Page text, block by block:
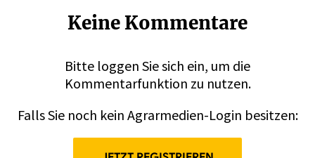
Keine Kommentare
Bitte loggen Sie sich ein, um die
Kommentarfunktion zu nutzen.
Falls Sie noch kein Agrarmedien-Login besitzen: